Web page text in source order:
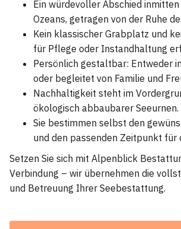
Ein würdevoller Abschied
Ozeans, getragen von der Ruhe
Kein klassischer Grabplatz und
für Pflege oder Instandhaltung
Persönlich gestaltbar: Entweder
oder begleitet von Familie und
Nachhaltigkeit steht im
ökologisch abbaubarer Seeurnen.
Sie bestimmen selbst den
und den passenden Zeitpunkt für
Setzen Sie sich mit Alpenblick
Verbindung – wir übernehmen die
und Betreuung Ihrer Seebestattung.